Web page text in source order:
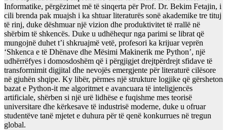
Informatike, përgëzimet më të sinqerta për Prof. Dr. Bekim Fetajin, i
cili brenda pak muajsh i ka shtuar literaturës sonë akademike tre tituj
të rinj, duke dëshmuar një vizion dhe produktivitet të rrallë në
shërbim të shkencës. Duke u udhëhequr nga parimi se librat që
mungojnë duhet t’i shkruajmë vetë, profesori ka krijuar veprën
‘Shkenca e të Dhënave dhe Mësimi Makinerik me Python’, një
udhërrëfyes i domosdoshëm që i përgjigjet drejtpërdrejt sfidave të
transformimit digjital dhe nevojës emergjente për literaturë cilësore
në gjuhën shqipe. Ky libër, përmes një strukture logjike që gërsheton
bazat e Python-it me algoritmet e avancuara të inteligjencës
artificiale, shërben si një urë lidhëse e fuqishme mes teorisë
universitare dhe kërkesave të industrisë moderne, duke u ofruar
studentëve tanë mjetet e duhura për të qenë konkurrues në tregun
global.